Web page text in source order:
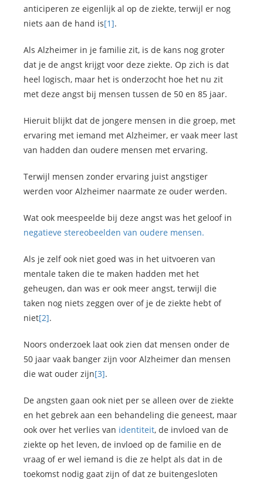
anticiperen ze eigenlijk al op de ziekte, terwijl er nog
niets aan de hand is[1].
Als Alzheimer in je familie zit, is de kans nog groter
dat je de angst krijgt voor deze ziekte. Op zich is dat
heel logisch, maar het is onderzocht hoe het nu zit
met deze angst bij mensen tussen de 50 en 85 jaar.
Hieruit blijkt dat de jongere mensen in die groep, met
ervaring met iemand met Alzheimer, er vaak meer last
van hadden dan oudere mensen met ervaring.
Terwijl mensen zonder ervaring juist angstiger
werden voor Alzheimer naarmate ze ouder werden.
Wat ook meespeelde bij deze angst was het geloof in
negatieve stereobeelden van oudere mensen.
Als je zelf ook niet goed was in het uitvoeren van
mentale taken die te maken hadden met het
geheugen, dan was er ook meer angst, terwijl die
taken nog niets zeggen over of je de ziekte hebt of
niet[2].
Noors onderzoek laat ook zien dat mensen onder de
50 jaar vaak banger zijn voor Alzheimer dan mensen
die wat ouder zijn[3].
De angsten gaan ook niet per se alleen over de ziekte
en het gebrek aan een behandeling die geneest, maar
ook over het verlies van identiteit, de invloed van de
ziekte op het leven, de invloed op de familie en de
vraag of er wel iemand is die ze helpt als dat in de
toekomst nodig gaat zijn of dat ze buitengesloten